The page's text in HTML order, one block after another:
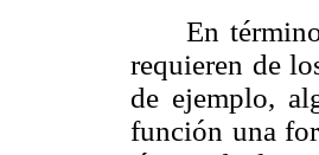
En
requieren de
de ejemplo,
función una